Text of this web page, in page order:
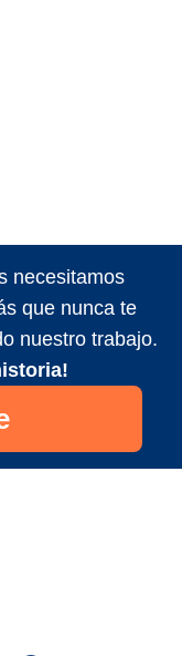
necesitamos
que nunca te
nuestro trabajo.